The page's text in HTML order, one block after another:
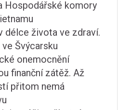
Hospodářské komory
délce života ve zdraví.
Švýcarsku
onemocnění
finanční zátěž. Až
přitom nemá